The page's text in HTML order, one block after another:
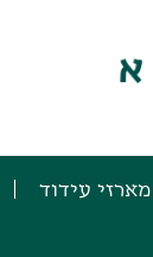
מארזי עידוד